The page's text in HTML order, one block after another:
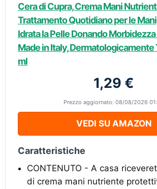
Cera di Cupra, Crema Mani
Trattamento Quotidiano per le
Idrata la Pelle Donando
Made in Italy, Dermatologicamente
ml
1,29 €
Prezzo aggiornato: 08/08/2026
VEDI SU AMAZON
Caratteristiche
CONTENUTO - A casa
di crema mani nutriente